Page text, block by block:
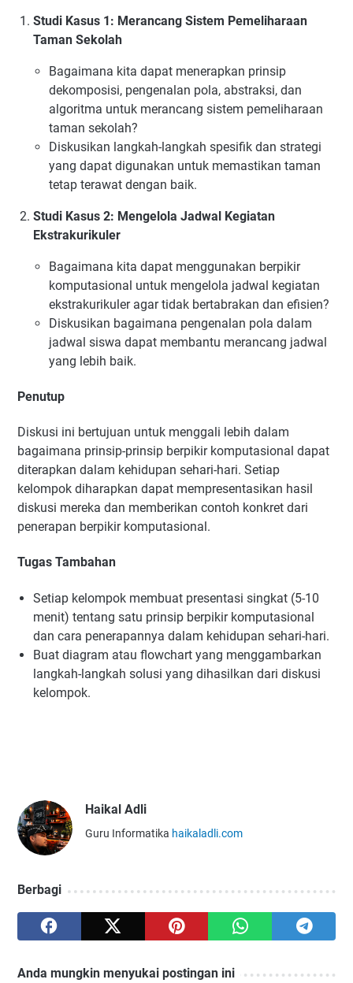
Studi Kasus 1: Merancang Sistem Pemeliharaan
Taman Sekolah
Bagaimana kita dapat menerapkan prinsip
dekomposisi, pengenalan pola, abstraksi, dan
algoritma untuk merancang sistem pemeliharaan
taman sekolah?
Diskusikan langkah-langkah spesifik dan strategi
yang dapat digunakan untuk memastikan taman
tetap terawat dengan baik.
Studi Kasus 2: Mengelola Jadwal Kegiatan
Ekstrakurikuler
Bagaimana kita dapat menggunakan berpikir
komputasional untuk mengelola jadwal kegiatan
ekstrakurikuler agar tidak bertabrakan dan efisien?
Diskusikan bagaimana pengenalan pola dalam
jadwal siswa dapat membantu merancang jadwal
yang lebih baik.
Penutup
Diskusi ini bertujuan untuk menggali lebih dalam
bagaimana prinsip-prinsip berpikir komputasional dapat
diterapkan dalam kehidupan sehari-hari. Setiap
kelompok diharapkan dapat mempresentasikan hasil
diskusi mereka dan memberikan contoh konkret dari
penerapan berpikir komputasional.
Tugas Tambahan
Setiap kelompok membuat presentasi singkat (5-10
menit) tentang satu prinsip berpikir komputasional
dan cara penerapannya dalam kehidupan sehari-hari.
Buat diagram atau flowchart yang menggambarkan
langkah-langkah solusi yang dihasilkan dari diskusi
kelompok.
Haikal Adli
Guru Informatika haikaladli.com
Berbagi
Anda mungkin menyukai postingan ini